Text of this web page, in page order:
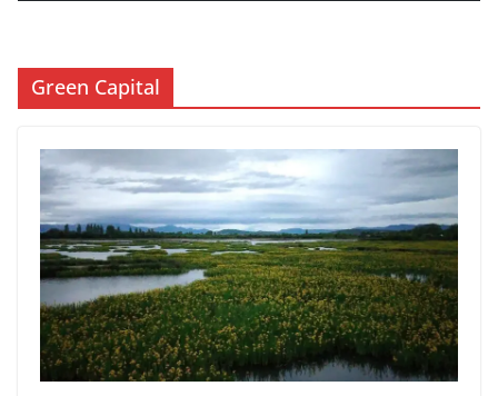
Green Capital